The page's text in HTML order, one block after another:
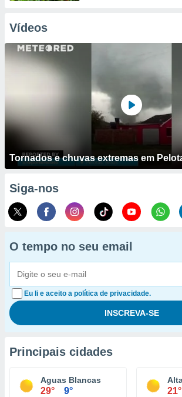
Vídeos
Tornados e chuvas extremas em
Siga-nos
O tempo no seu email
Eu li e aceito a política de privacidade.
Principais cidades
Aguas Blancas
29° 9° 21°